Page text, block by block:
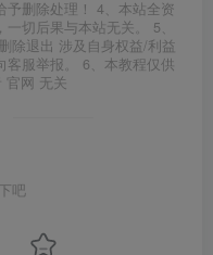
予删除处理！ 4、本站全资
切后果与本站无关。 5、
除退出 涉及自身权益/利益
服举报。 6、本教程仅供
官网 无关
吧